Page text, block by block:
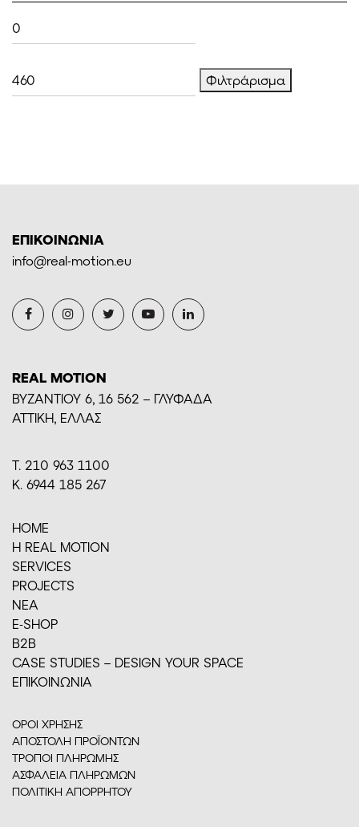
Ελάχιστη
τιμή
τιμή
Φιλτράρισμα
ΕΠΙΚΟΙΝΩΝΙΑ
info@real-motion.eu
REAL MOTION
BYZANTIOY 6, 16 562 – ΓΛΥΦΑΔΑ
ΑΤΤΙΚΗ, ΕΛΛΑΣ
Τ. 210 963 1100
Κ. 6944 185 267
HOME
H REAL MOTION
SERVICES
PROJECTS
ΝΕΑ
E-SHOP
Β2Β
CASE STUDIES – DESIGN YOUR SPACE
ΕΠΙΚΟΙΝΩΝΙΑ
ΟΡΟΙ ΧΡΗΣΗΣ
ΑΠΟΣΤΟΛΗ ΠΡΟΪΟΝΤΩΝ
ΤΡΟΠΟΙ ΠΛΗΡΩΜΗΣ
ΑΣΦΑΛΕΙΑ ΠΛΗΡΩΜΩΝ
ΠΟΛΙΤΙΚΗ ΑΠΟΡΡΗΤΟΥ